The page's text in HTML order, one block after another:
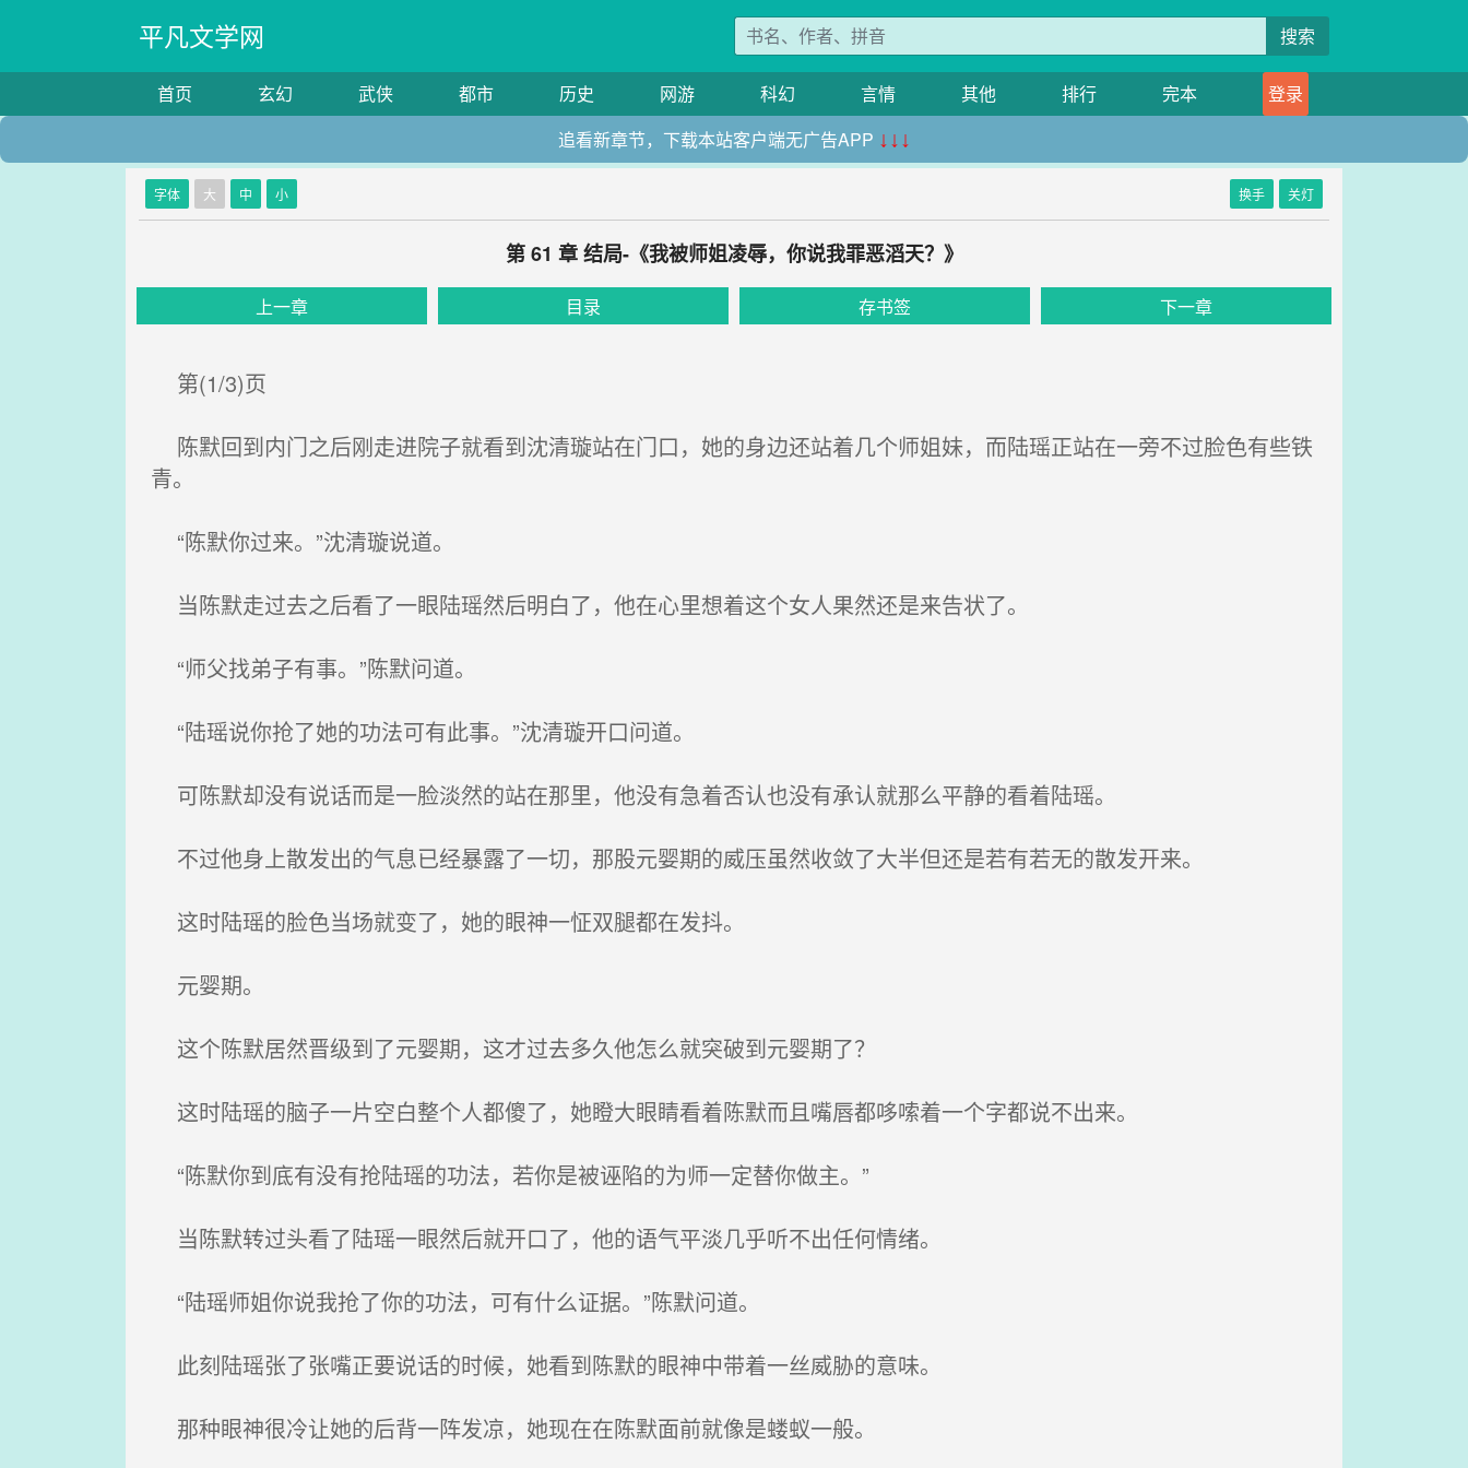
平凡文学网 搜索
首页 玄幻 武侠 都市 历史 网游 科幻 言情 其他 排行 完本
登录
追看新章节，下载本站客户端无广告APP ↓↓↓
字体 大 中 小 换手 关灯
第 61 章 结局-《我被师姐凌辱，你说我罪恶滔天？》
上一章 目录 存书签 下一章
第(1/3)页
陈默回到内门之后刚走进院子就看到沈清璇站在门口，她的身边还站着几个师姐妹，而陆瑶正站在一旁不过脸色有些铁
青。
“陈默你过来。”沈清璇说道。
当陈默走过去之后看了一眼陆瑶然后明白了，他在心里想着这个女人果然还是来告状了。
“师父找弟子有事。”陈默问道。
“陆瑶说你抢了她的功法可有此事。”沈清璇开口问道。
可陈默却没有说话而是一脸淡然的站在那里，他没有急着否认也没有承认就那么平静的看着陆瑶。
不过他身上散发出的气息已经暴露了一切，那股元婴期的威压虽然收敛了大半但还是若有若无的散发开来。
这时陆瑶的脸色当场就变了，她的眼神一怔双腿都在发抖。
元婴期。
这个陈默居然晋级到了元婴期，这才过去多久他怎么就突破到元婴期了？
这时陆瑶的脑子一片空白整个人都傻了，她瞪大眼睛看着陈默而且嘴唇都哆嗦着一个字都说不出来。
“陈默你到底有没有抢陆瑶的功法，若你是被诬陷的为师一定替你做主。”
当陈默转过头看了陆瑶一眼然后就开口了，他的语气平淡几乎听不出任何情绪。
“陆瑶师姐你说我抢了你的功法，可有什么证据。”陈默问道。
此刻陆瑶张了张嘴正要说话的时候，她看到陈默的眼神中带着一丝威胁的意味。
那种眼神很冷让她的后背一阵发凉，她现在在陈默面前就像是蝼蚁一般。